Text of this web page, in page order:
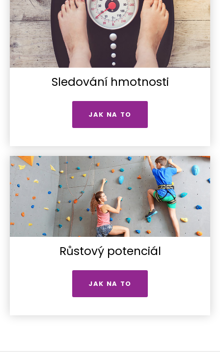
Sledování hmotnosti
JAK NA TO
Růstový potenciál
JAK NA TO